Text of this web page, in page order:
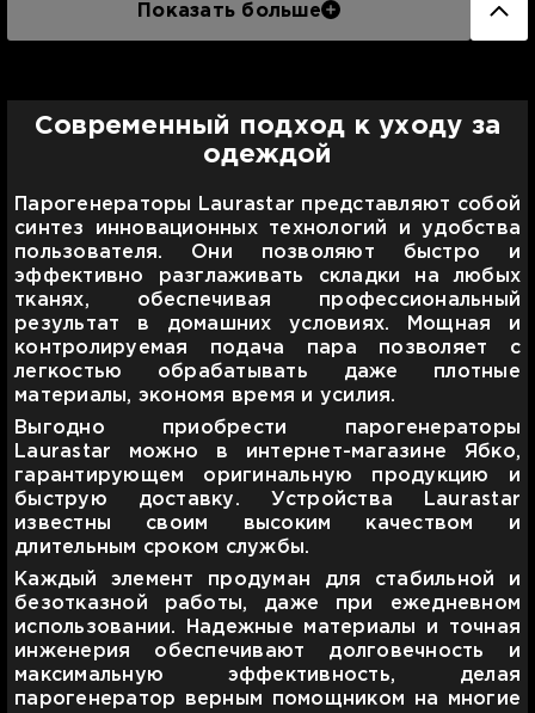
Показать больше
Современный подход к уходу за
одеждой
Парогенераторы Laurastar представляют собой
синтез инновационных технологий и удобства
пользователя. Они позволяют быстро и
эффективно разглаживать складки на любых
тканях, обеспечивая профессиональный
результат в домашних условиях. Мощная и
контролируемая подача пара позволяет с
легкостью обрабатывать даже плотные
материалы, экономя время и усилия.
Выгодно приобрести парогенераторы
Laurastar можно в интернет-магазине Ябко,
гарантирующем оригинальную продукцию и
быструю доставку. Устройства Laurastar
известны своим высоким качеством и
длительным сроком службы.
Каждый элемент продуман для стабильной и
безотказной работы, даже при ежедневном
использовании. Надежные материалы и точная
инженерия обеспечивают долговечность и
максимальную эффективность, делая
парогенератор верным помощником на многие